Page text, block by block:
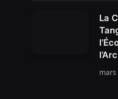
La
mars